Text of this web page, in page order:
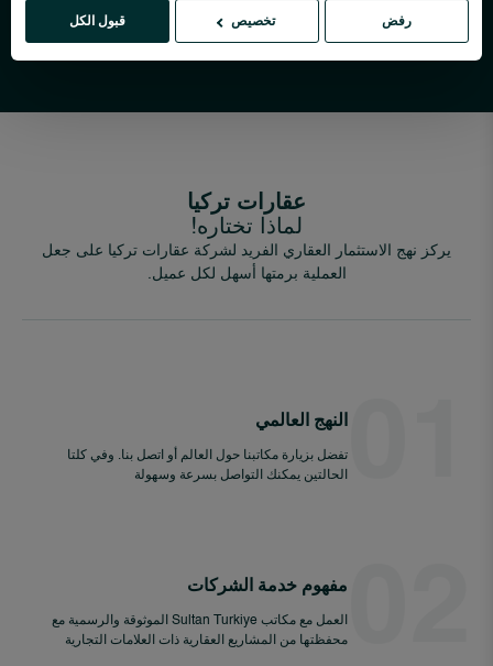
سوق العقارات سريع النمو في تركيا. نحن نعلم أن العلاقة
المستدامة ضرورية لكي تكون الأعمال موثوقة.
عقارات تركيا
لماذا تختاره!
يركز نهج الاستثمار العقاري الفريد لشركة عقارات تركيا على جعل
العملية برمتها أسهل لكل عميل.
النهج العالمي
تفضل بزيارة مكاتبنا حول العالم أو اتصل بنا. وفي كلتا
الحالتين يمكنك التواصل بسرعة وسهولة
مفهوم خدمة الشركات
العمل مع مكاتب Sultan Turkiye الموثوقة والرسمية مع
محفظتها من المشاريع العقارية ذات العلامات التجارية
رفض تخصيص قبول الكل